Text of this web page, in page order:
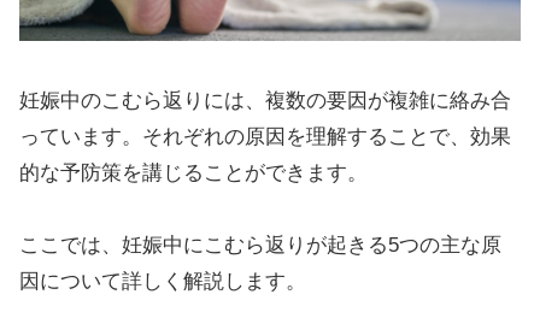
妊娠中のこむら返りには、複数の要因が複雑に絡み合
っています。それぞれの原因を理解することで、効果
的な予防策を講じることができます。
ここでは、妊娠中にこむら返りが起きる5つの主な原
因について詳しく解説します。